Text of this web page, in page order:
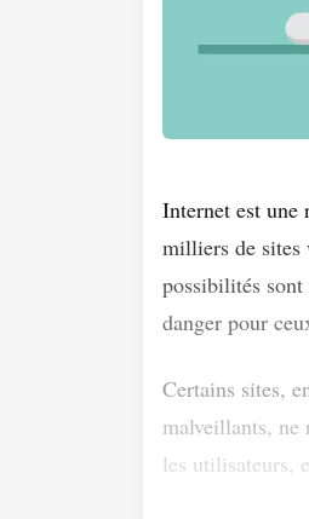
Internet est une
milliers de sites
possibilités sont
danger pour
Certains sites,
malveillants, ne
les utilisateurs,